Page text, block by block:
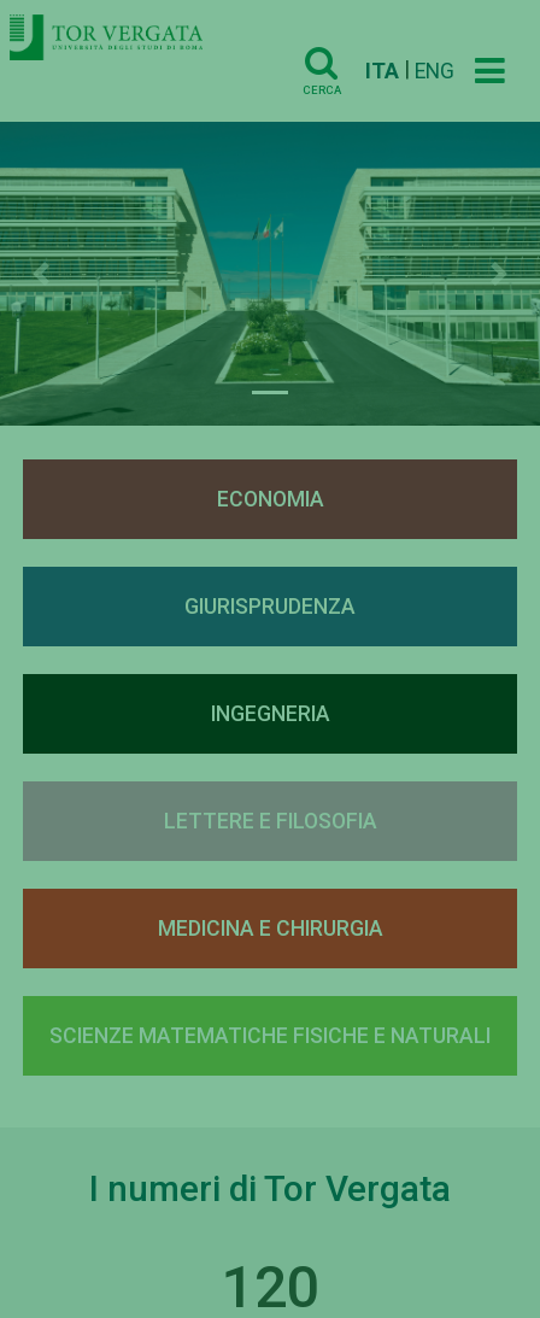
CERCA
ITA ENG
Previous
ECONOMIA
GIURISPRUDENZA
INGEGNERIA
LETTERE E FILOSOFIA
MEDICINA E CHIRURGIA
SCIENZE MATEMATICHE FISICHE E NATURALI
I numeri di Tor Vergata
120